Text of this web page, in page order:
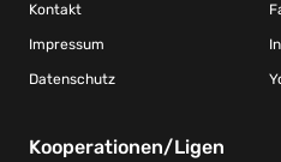
Kontakt
Impressum
Datenschutz
Kooperationen/Ligen